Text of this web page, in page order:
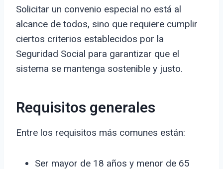
Solicitar un convenio especial no está al
alcance de todos, sino que requiere cumplir
ciertos criterios establecidos por la
Seguridad Social para garantizar que el
sistema se mantenga sostenible y justo.
Requisitos generales
Entre los requisitos más comunes están:
Ser mayor de 18 años y menor de 65